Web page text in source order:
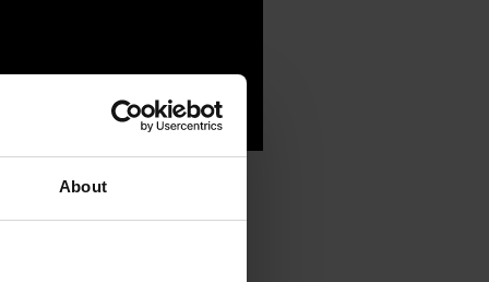
About
легендарного